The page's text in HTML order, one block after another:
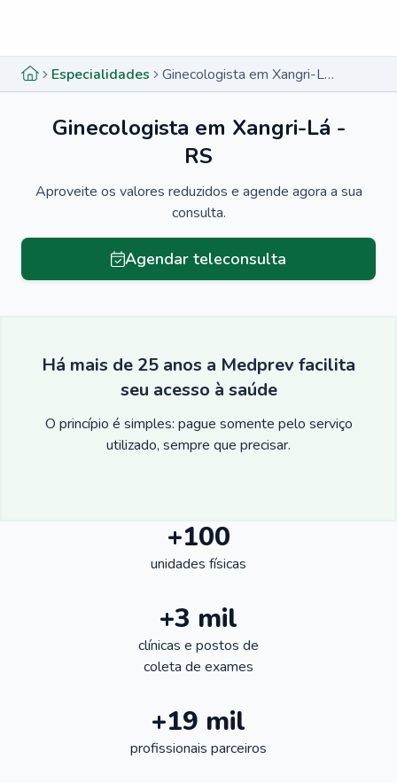
Especialidades Ginecologista em Xangri-Lá - RS
Ginecologista em Xangri-Lá -
RS
Aproveite os valores reduzidos e agende agora a sua
consulta.
Agendar teleconsulta
Há mais de 25 anos a Medprev facilita
seu acesso à saúde
O princípio é simples: pague somente pelo serviço
utilizado, sempre que precisar.
+100
unidades físicas
+3 mil
clínicas e postos de
coleta de exames
+19 mil
profissionais parceiros